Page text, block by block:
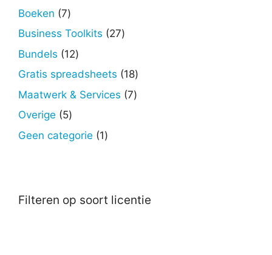
producten
Boeken 77
producten
Business Toolkits 2727
Bundels 1212
producten
Gratis spreadsheets 1818
producten
Maatwerk & Services 77
Overige 55
producten
Geen categorie 11
Filteren op soort licentie